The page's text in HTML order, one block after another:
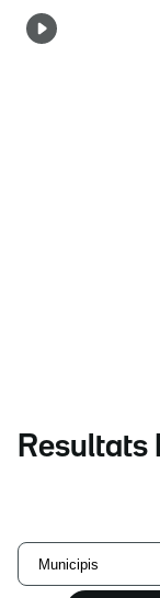
Resultats
Municipis